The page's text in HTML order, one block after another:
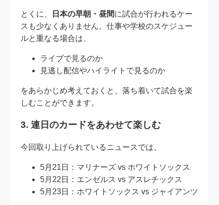
とくに、 日本の早朝・昼間に試合が行われるケー
スも少なくありません。仕事や学校のスケジュー
ルと重なる場合は、
ライブで見るのか
見逃し配信やハイライトで見るのか
をあらかじめ考えておくと、落ち着いて試合を楽
しむことができます。
3. 連日のカードをあわせて楽しむ
今回取り上げられているニュースでは、
5月21日：マリナーズ vs ホワイトソックス
5月22日：エンゼルス vs アスレチックス
5月23日：ホワイトソックス vs ジャイアンツ